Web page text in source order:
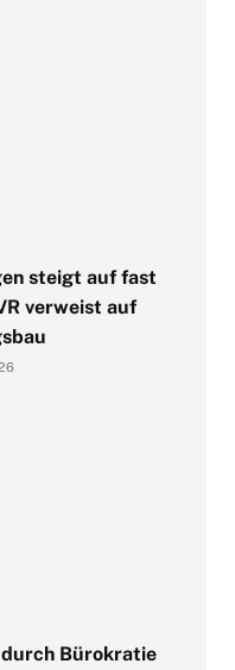
steigt auf fast
verweist auf
durch Bürokratie